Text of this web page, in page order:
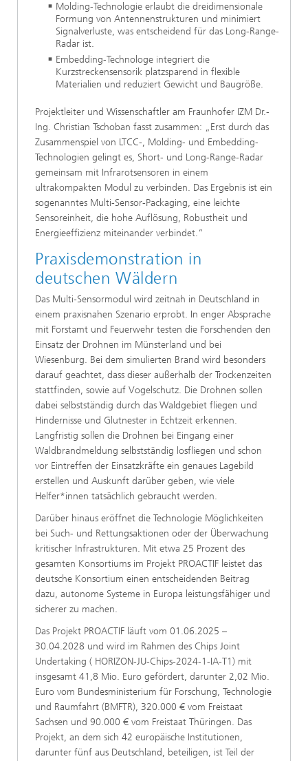
Molding-Technologie erlaubt die dreidimensionale
Formung von Antennenstrukturen und minimiert
Signalverluste, was entscheidend für das Long-Range-
Radar ist.
Embedding-Technologe integriert die
Kurzstreckensensorik platzsparend in flexible
Materialien und reduziert Gewicht und Baugröße.
Projektleiter und Wissenschaftler am Fraunhofer IZM Dr.-
Ing. Christian Tschoban fasst zusammen: „Erst durch das
Zusammenspiel von LTCC-, Molding- und Embedding-
Technologien gelingt es, Short- und Long-Range-Radar
gemeinsam mit Infrarotsensoren in einem
ultrakompakten Modul zu verbinden. Das Ergebnis ist ein
sogenanntes Multi-Sensor-Packaging, eine leichte
Sensoreinheit, die hohe Auflösung, Robustheit und
Energieeffizienz miteinander verbindet.“
Praxisdemonstration in
deutschen Wäldern
Das Multi-Sensormodul wird zeitnah in Deutschland in
einem praxisnahen Szenario erprobt. In enger Absprache
mit Forstamt und Feuerwehr testen die Forschenden den
Einsatz der Drohnen im Münsterland und bei
Wiesenburg. Bei dem simulierten Brand wird besonders
darauf geachtet, dass dieser außerhalb der Trockenzeiten
stattfinden, sowie auf Vogelschutz. Die Drohnen sollen
dabei selbstständig durch das Waldgebiet fliegen und
Hindernisse und Glutnester in Echtzeit erkennen.
Langfristig sollen die Drohnen bei Eingang einer
Waldbrandmeldung selbstständig losfliegen und schon
vor Eintreffen der Einsatzkräfte ein genaues Lagebild
erstellen und Auskunft darüber geben, wie viele
Helfer*innen tatsächlich gebraucht werden.
Darüber hinaus eröffnet die Technologie Möglichkeiten
bei Such- und Rettungsaktionen oder der Überwachung
kritischer Infrastrukturen. Mit etwa 25 Prozent des
gesamten Konsortiums im Projekt PROACTIF leistet das
deutsche Konsortium einen entscheidenden Beitrag
dazu, autonome Systeme in Europa leistungsfähiger und
sicherer zu machen.
Das Projekt PROACTIF läuft vom 01.06.2025 –
30.04.2028 und wird im Rahmen des Chips Joint
Undertaking ( HORIZON-JU-Chips-2024-1-IA-T1) mit
insgesamt 41,8 Mio. Euro gefördert, darunter 2,02 Mio.
Euro vom Bundesministerium für Forschung, Technologie
und Raumfahrt (BMFTR), 320.000 € vom Freistaat
Sachsen und 90.000 € vom Freistaat Thüringen. Das
Projekt, an dem sich 42 europäische Institutionen,
darunter fünf aus Deutschland, beteiligen, ist Teil der